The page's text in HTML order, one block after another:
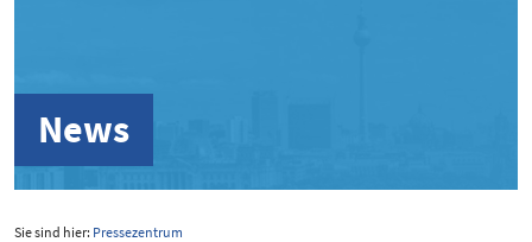
News
Sie sind hier: Pressezentrum